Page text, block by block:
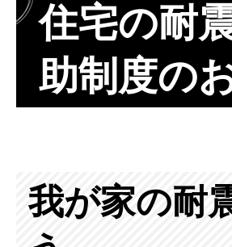
住宅の耐
助制度の
我が家の耐